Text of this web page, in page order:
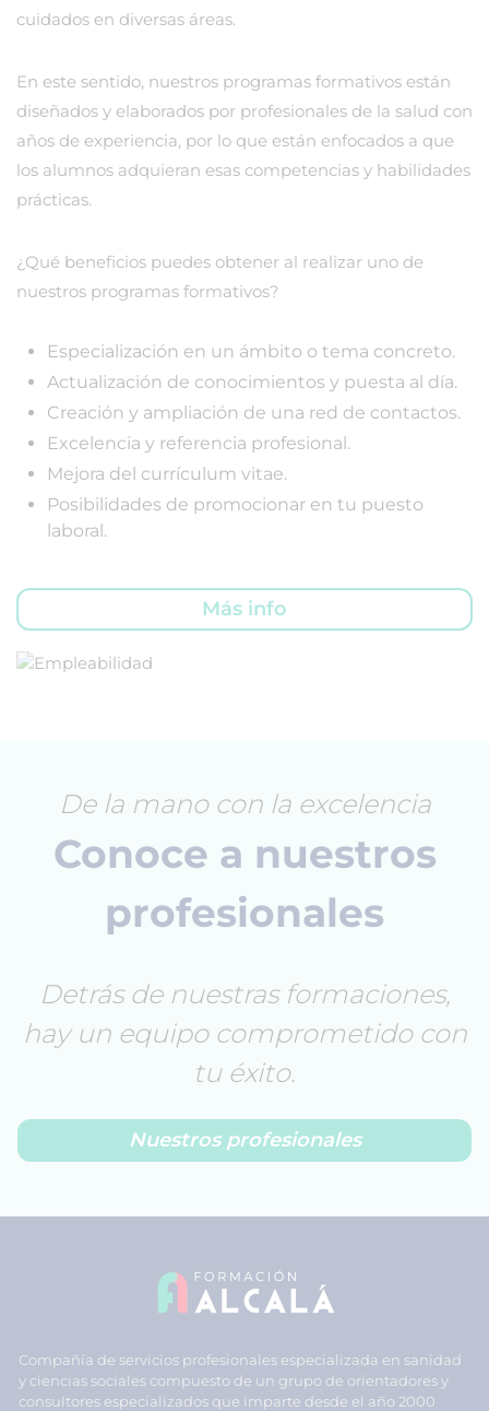
cuidados en diversas áreas.
En este sentido, nuestros programas formativos están
diseñados y elaborados por profesionales de la salud con
años de experiencia, por lo que están enfocados a que
los alumnos adquieran esas competencias y habilidades
prácticas.
¿Qué beneficios puedes obtener al realizar uno de
nuestros programas formativos?
Especialización en un ámbito o tema concreto.
Actualización de conocimientos y puesta al día.
Creación y ampliación de una red de contactos.
Excelencia y referencia profesional.
Mejora del currículum vitae.
Posibilidades de promocionar en tu puesto
laboral.
Más info
De la mano con la excelencia
Conoce a nuestros
profesionales
Detrás de nuestras formaciones,
hay un equipo comprometido con
tu éxito.
Nuestros profesionales
Compañía de servicios profesionales especializada en sanidad
y ciencias sociales compuesto de un grupo de orientadores y
consultores especializados que imparte desde el año 2000